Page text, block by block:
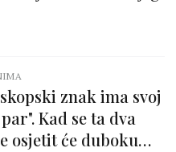
znak ima svoj
Kad se ta dva
osjetit će duboku